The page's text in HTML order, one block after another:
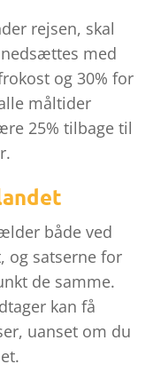
rejsen, skal
med
og 30% for
måltider
25% tilbage til
både ved
og satserne for
de samme.
kan få
uanset om du